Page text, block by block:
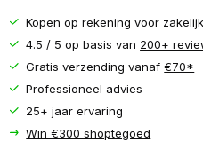
Kopen op rekening voor
4.5 / 5 op basis van 200+
Gratis verzending vanaf€70*
Professioneel advies
25+ jaar ervaring
Win €300 shoptegoed